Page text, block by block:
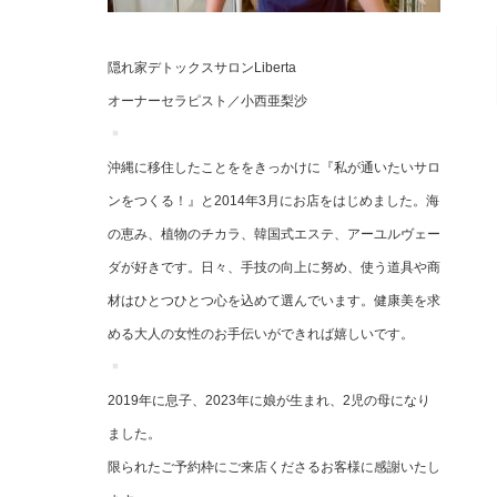
隠れ家デトックスサロンLiberta
オーナーセラピスト／小西亜梨沙
沖縄に移住したことををきっかけに『私が通いたいサロ
ンをつくる！』と2014年3月にお店をはじめました。海
の恵み、植物のチカラ、韓国式エステ、アーユルヴェー
ダが好きです。日々、手技の向上に努め、使う道具や商
材はひとつひとつ心を込めて選んでいます。健康美を求
める大人の女性のお手伝いができれば嬉しいです。
2019年に息子、2023年に娘が生まれ、2児の母になり
ました。
限られたご予約枠にご来店くださるお客様に感謝いたし